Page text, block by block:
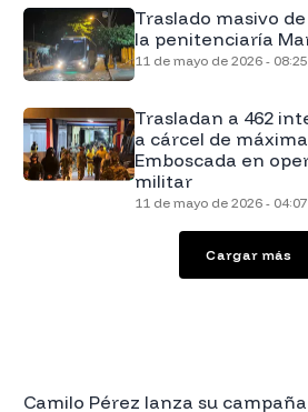
Traslado masivo
la penitenciaría
11 de mayo de 2026 - 08:25
Trasladan a 462
a cárcel de
Emboscada en
militar
11 de mayo de 2026 - 04:07
Cargar más
Camilo Pérez lanza su